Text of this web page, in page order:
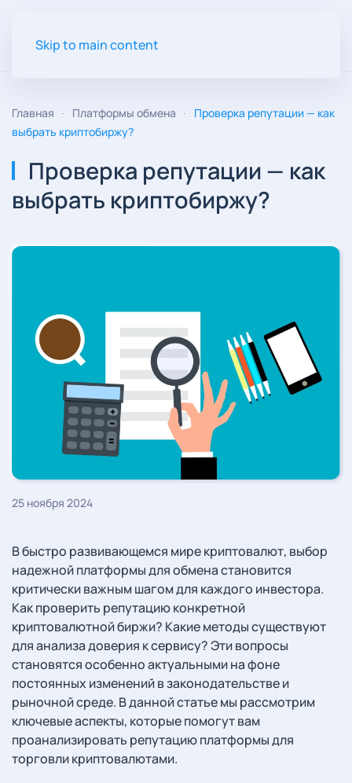
Skip to main content
Главная Платформы обмена
Проверка репутации — как
выбрать криптобиржу?
Проверка репутации — как
выбрать криптобиржу?
25 ноября 2024
В быстро развивающемся мире криптовалют, выбор
надежной платформы для обмена становится
критически важным шагом для каждого инвестора.
Как проверить репутацию конкретной
криптовалютной биржи? Какие методы существуют
для анализа доверия к сервису? Эти вопросы
становятся особенно актуальными на фоне
постоянных изменений в законодательстве и
рыночной среде. В данной статье мы рассмотрим
ключевые аспекты, которые помогут вам
проанализировать репутацию платформы для
торговли криптовалютами.